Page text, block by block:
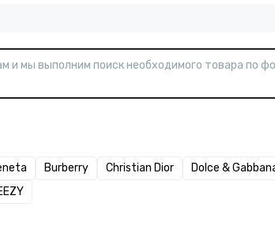
и мы выполним поиск необходимого товара по
Burberry Christian Dior Dolce &